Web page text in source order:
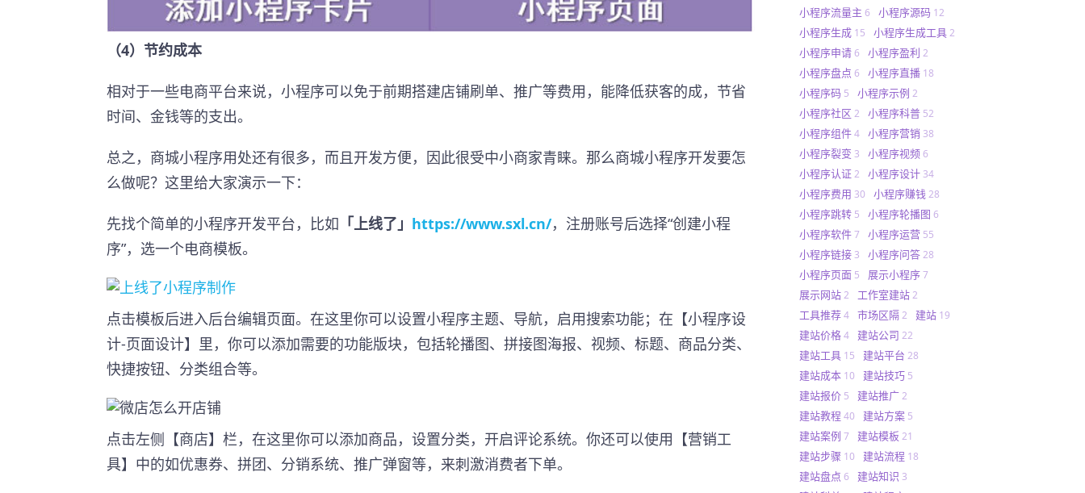
（4）节约成本
相对于一些电商平台来说，小程序可以免于前期搭建店铺刷单、推广等费用，能降低获客的成，节省
时间、金钱等的支出。
总之，商城小程序用处还有很多，而且开发方便，因此很受中小商家青睐。那么商城小程序开发要怎
么做呢？这里给大家演示一下：
先找个简单的小程序开发平台，比如 「上线了」 https://www.sxl.cn/，注册账号后选择“创建小程
序”，选一个电商模板。
点击模板后进入后台编辑页面。在这里你可以设置小程序主题、导航，启用搜索功能；在【小程序设
计-页面设计】里，你可以添加需要的功能版块，包括轮播图、拼接图海报、视频、标题、商品分类、
快捷按钮、分类组合等。
点击左侧【商店】栏，在这里你可以添加商品，设置分类，开启评论系统。你还可以使用【营销工
具】中的如优惠券、拼团、分销系统、推广弹窗等，来刺激消费者下单。
小程序流量主 6 小程序源码 12
小程序生成 15 小程序生成工具 2
小程序申请 6 小程序盈利 2
小程序盘点 6 小程序直播 18
小程序码 5 小程序示例 2
小程序社区 2 小程序科普 52
小程序组件 4 小程序营销 38
小程序裂变 3 小程序视频 6
小程序认证 2 小程序设计 34
小程序费用 30 小程序赚钱 28
小程序跳转 5 小程序轮播图 6
小程序软件 7 小程序运营 55
小程序链接 3 小程序问答 28
小程序页面 5 展示小程序 7
展示网站 2 工作室建站 2
工具推荐 4 市场区隔 2 建站 19
建站价格 4 建站公司 22
建站工具 15 建站平台 28
建站成本 10 建站技巧 5
建站报价 5 建站推广 2
建站教程 40 建站方案 5
建站案例 7 建站模板 21
建站步骤 10 建站流程 18
建站盘点 6 建站知识 3